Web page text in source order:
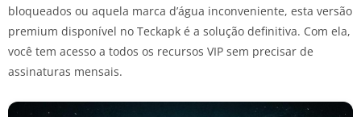
bloqueados ou aquela marca d’água inconveniente, esta versão
premium disponível no Teckapk é a solução definitiva. Com ela,
você tem acesso a todos os recursos VIP sem precisar de
assinaturas mensais.